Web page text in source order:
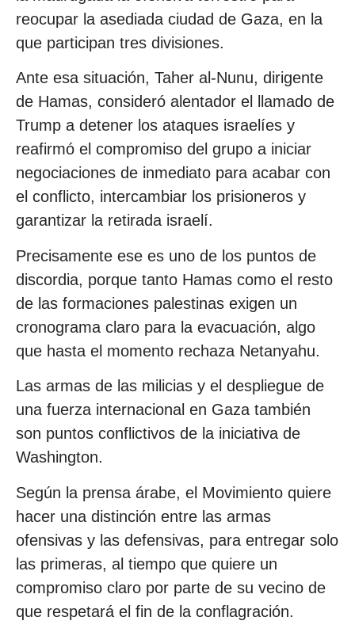
reocupar la asediada ciudad de Gaza, en la
que participan tres divisiones.
Ante esa situación, Taher al-Nunu, dirigente
de Hamas, consideró alentador el llamado de
Trump a detener los ataques israelíes y
reafirmó el compromiso del grupo a iniciar
negociaciones de inmediato para acabar con
el conflicto, intercambiar los prisioneros y
garantizar la retirada israelí.
Precisamente ese es uno de los puntos de
discordia, porque tanto Hamas como el resto
de las formaciones palestinas exigen un
cronograma claro para la evacuación, algo
que hasta el momento rechaza Netanyahu.
Las armas de las milicias y el despliegue de
una fuerza internacional en Gaza también
son puntos conflictivos de la iniciativa de
Washington.
Según la prensa árabe, el Movimiento quiere
hacer una distinción entre las armas
ofensivas y las defensivas, para entregar solo
las primeras, al tiempo que quiere un
compromiso claro por parte de su vecino de
que respetará el fin de la conflagración.